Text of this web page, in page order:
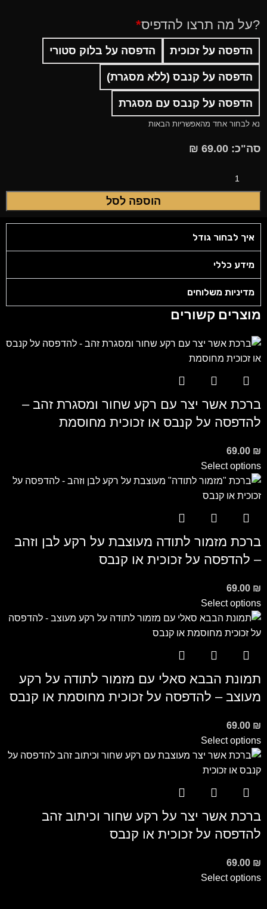
?על מה תרצו להדפיס*
הדפסה על זכוכית הדפסה על בלוק סטורי
הדפסה על קנבס (ללא מסגרת)
הדפסה על קנבס עם מסגרת
נא לבחור אחד מהאפשריות הבאות
סה"כ: 69.00
₪
הוספה לסל
איך לבחור גודל
מידע כללי
מדיניות משלוחים
מוצרים קשורים
ברכת אשר יצר עם רקע שחור ומסגרת זהב –
להדפסה על קנבס או זכוכית מחוסמת
69.00 ₪
Select options
ברכת מזמור לתודה מעוצבת על רקע לבן וזהב
– להדפסה על זכוכית או קנבס
69.00 ₪
Select options
תמונת הבבא סאלי עם מזמור לתודה על רקע
מעוצב – להדפסה על זכוכית מחוסמת או קנבס
69.00 ₪
Select options
ברכת אשר יצר על רקע שחור וכיתוב זהב
להדפסה על זכוכית או קנבס
69.00 ₪
Select options